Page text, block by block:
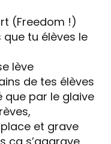
(Freedom !)
que tu élèves le
lève
de tes élèves
que par le glaive
et grave